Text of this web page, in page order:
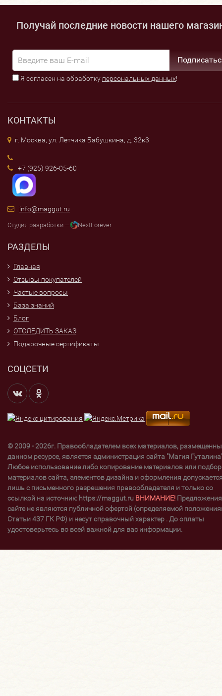
Получай последние новости нашего
Я согласен на обработку персональных данных!
КОНТАКТЫ
г. Москва, ул. Летчика Бабушкина, д. 32к3.
+7 (925) 926-05-60
info@maggut.ru
Студия разработки — NextForever
РАЗДЕЛЫ
Главная
Отзывы покупателей
Частые вопросы
База знаний
Блог
ОТСЛЕДИТЬ ЗАКАЗ
Подарочные сертификаты
СОЦСЕТИ
© 2009 - 2026г. Правообладателем всех материалов,
данном ресурсе, является администрация сайта "Магия
Любое использование либо копирование материалов или
материалов сайта, элементов дизайна и оформления
лишь с письменного разрешения правообладателя и только со
ссылкой на источник: https://maggut.ru ВНИМАНИЕ!
сайте не являются публичной офертой (определяемой
Статьи 437 ГК РФ) и несут справочный характер . До оплаты
удостоверьтесь во всей важной для вас информации.